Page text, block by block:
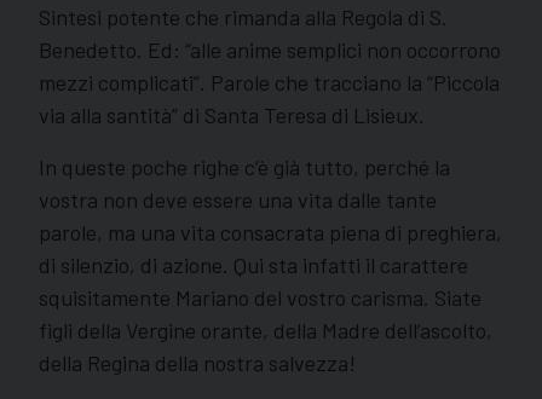
Sintesi potente che rimanda alla Regola di S.
Benedetto. Ed: “alle anime semplici non occorrono
mezzi complicati”. Parole che tracciano la “Piccola
via alla santità” di Santa Teresa di Lisieux.
In queste poche righe c’è già tutto, perché la
vostra non deve essere una vita dalle tante
parole, ma una vita consacrata piena di preghiera,
di silenzio, di azione. Qui sta infatti il carattere
squisitamente Mariano del vostro carisma. Siate
figli della Vergine orante, della Madre dell’ascolto,
della Regina della nostra salvezza!